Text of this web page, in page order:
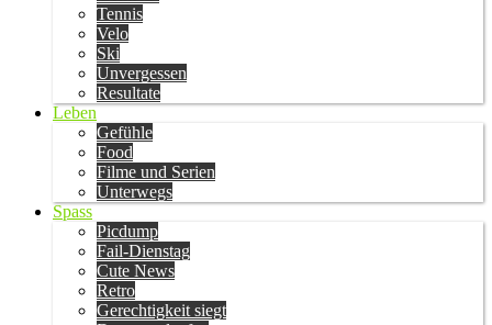
Tennis
Velo
Ski
Unvergessen
Resultate
Leben
Gefühle
Food
Filme und Serien
Unterwegs
Spass
Picdump
Fail-Dienstag
Cute News
Retro
Gerechtigkeit siegt